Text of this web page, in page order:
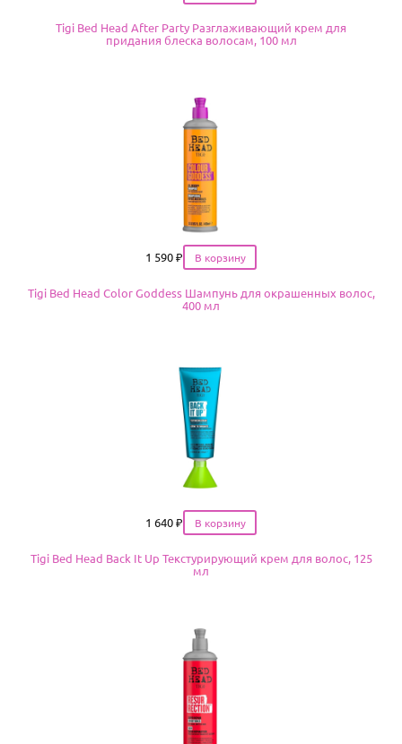
Tigi Bed Head After Party Разглаживающий крем для
придания блеска волосам, 100 мл
Цена
1 590 ₽
Tigi Bed Head Color Goddess Шампунь для окрашенных волос,
400 мл
Цена
1 640 ₽
Tigi Bed Head Back It Up Текстурирующий крем для волос, 125
мл